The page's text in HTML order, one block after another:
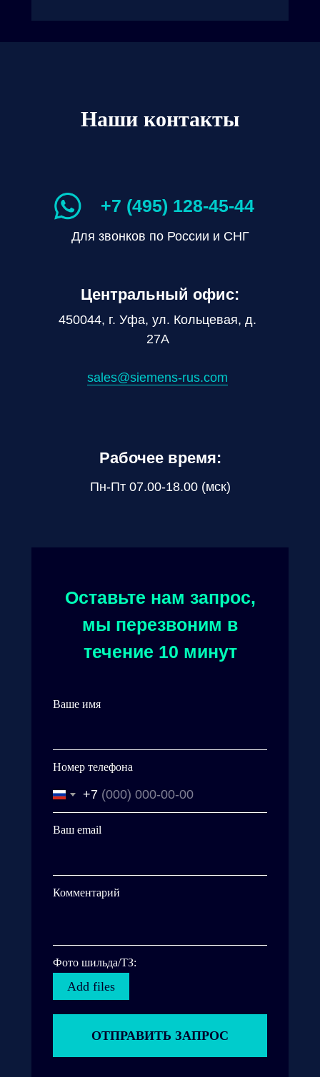
Наши контакты
Оставьте нам запрос,
мы перезвоним в
течение 10 минут
Для звонков по России и СНГ
Ваше имя
Номер телефона
+7
Ваш email
Комментарий
Фото шильда/ТЗ:
Add files
ОТПРАВИТЬ ЗАПРОС
+7 (495) 128-45-44
450044, г. Уфа, ул. Кольцевая, д.
27А
sales@siemens-rus.com
Центральный офис:
Пн-Пт 07.00-18.00 (мск)
Рабочее время: